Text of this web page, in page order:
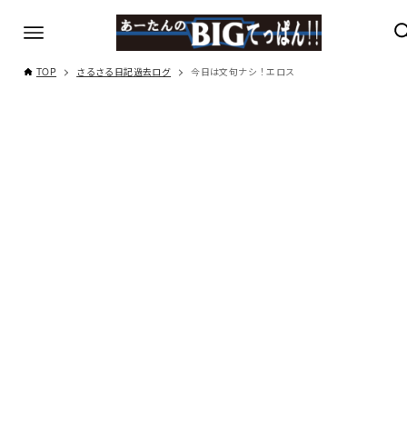
TOP さるさる日記過去ログ 今日は文句ナシ！エロス